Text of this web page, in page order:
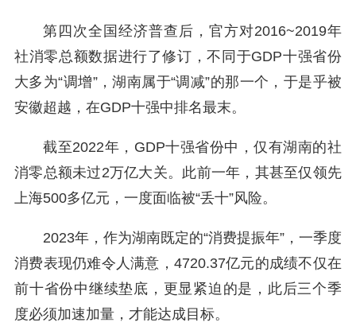
第四次全国经济普查后，官方对2016~2019年
社消零总额数据进行了修订，不同于GDP十强省份
大多为“调增”，湖南属于“调减”的那一个，于是乎被
安徽超越，在GDP十强中排名最末。
截至2022年，GDP十强省份中，仅有湖南的社
消零总额未过2万亿大关。此前一年，其甚至仅领先
上海500多亿元，一度面临被“丢十”风险。
2023年，作为湖南既定的“消费提振年”，一季度
消费表现仍难令人满意，4720.37亿元的成绩不仅在
前十省份中继续垫底，更显紧迫的是，此后三个季
度必须加速加量，才能达成目标。